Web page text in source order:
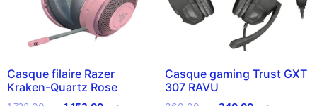
Casque filaire Razer
Kraken-Quartz Rose
Casque gaming Trust GXT
307 RAVU